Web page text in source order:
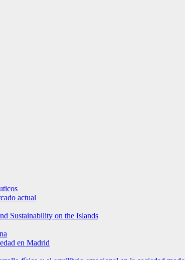
actual
Sustainability on the Islands
en Madrid